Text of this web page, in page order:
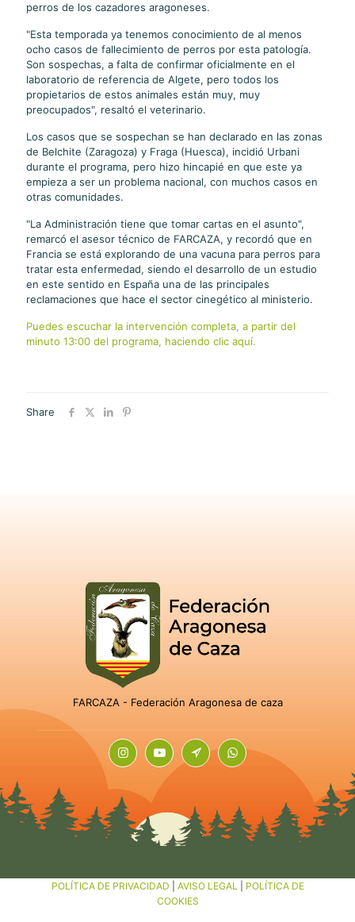
perros de los cazadores aragoneses.
"Esta temporada ya tenemos conocimiento de al menos
ocho casos de fallecimiento de perros por esta patología.
Son sospechas, a falta de confirmar oficialmente en el
laboratorio de referencia de Algete, pero todos los
propietarios de estos animales están muy, muy
preocupados", resaltó el veterinario.
Los casos que se sospechan se han declarado en las zonas
de Belchite (Zaragoza) y Fraga (Huesca), incidió Urbani
durante el programa, pero hizo hincapié en que este ya
empieza a ser un problema nacional, con muchos casos en
otras comunidades.
"La Administración tiene que tomar cartas en el asunto",
remarcó el asesor técnico de FARCAZA, y recordó que en
Francia se está explorando de una vacuna para perros para
tratar esta enfermedad, siendo el desarrollo de un estudio
en este sentido en España una de las principales
reclamaciones que hace el sector cinegético al ministerio.
Puedes escuchar la intervención completa, a partir del
minuto 13:00 del programa, haciendo clic aquí.
Share
FARCAZA - Federación Aragonesa de caza
POLÍTICA DE PRIVACIDAD AVISO LEGAL
POLÍTICA DE
COOKIES